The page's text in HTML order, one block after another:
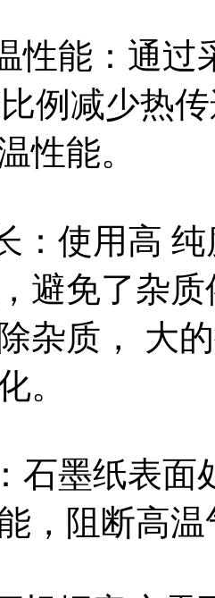
性能：通过
例减少热
性能。
：使用高
避免了杂
杂质， 大
。
石墨纸表面
，阻断高